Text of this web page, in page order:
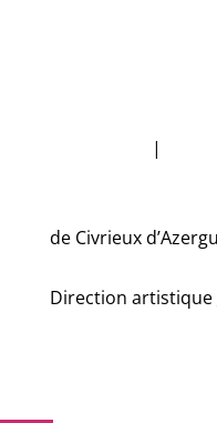
|
de Civrieux
Direction artistique